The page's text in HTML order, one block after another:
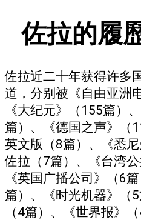
佐拉的履
佐拉近二十年获得许多
道，分别被《自由亚洲
《大纪元》（155篇）
篇）、《德国之声》（
英文版（8篇）、《悉尼
佐拉（7篇）、《台湾公
《英国广播公司》（6
篇）、《时光机器》（
（4篇）、《世界报》